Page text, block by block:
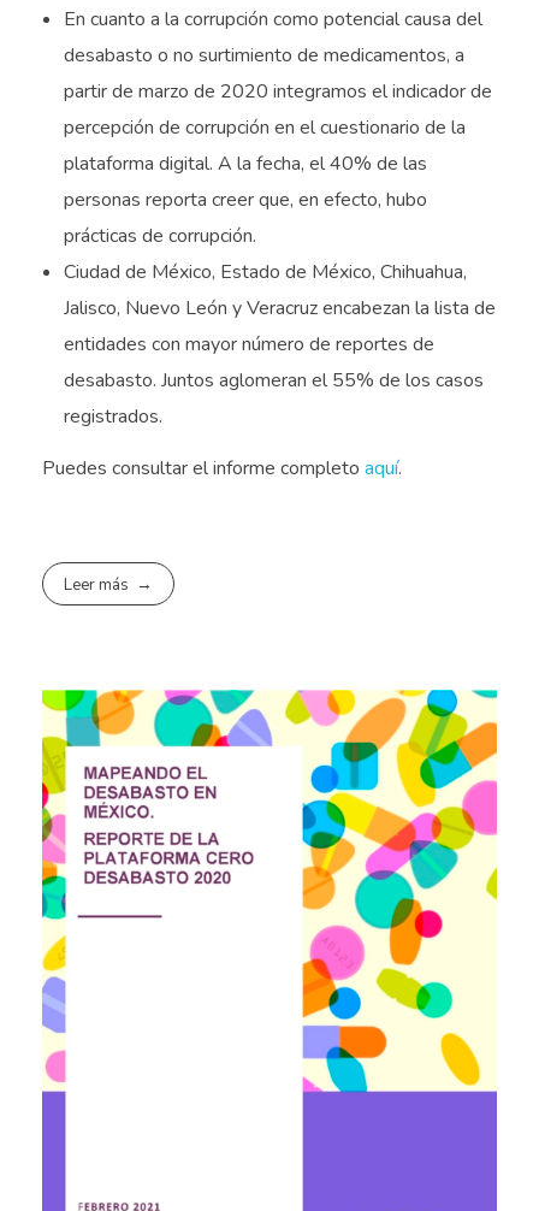
En cuanto a la corrupción como potencial causa del
desabasto o no surtimiento de medicamentos, a
partir de marzo de 2020 integramos el indicador de
percepción de corrupción en el cuestionario de la
plataforma digital. A la fecha, el 40% de las
personas reporta creer que, en efecto, hubo
prácticas de corrupción.
Ciudad de México, Estado de México, Chihuahua,
Jalisco, Nuevo León y Veracruz encabezan la lista de
entidades con mayor número de reportes de
desabasto. Juntos aglomeran el 55% de los casos
registrados.
Puedes consultar el informe completo aquí.
Leer más